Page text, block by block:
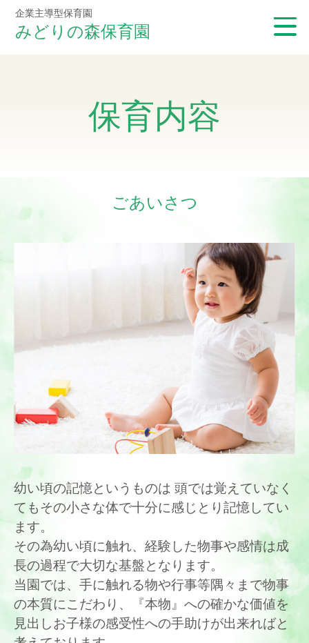
企業主導型保育園
みどりの森保育園
保育内容
ごあいさつ
幼い頃の記憶というものは 頭では覚えていなく
てもその小さな体で十分に感じとり記憶してい
ます。
その為幼い頃に触れ、経験した物事や感情は成
長の過程で大切な基盤となります。
当園では、手に触れる物や行事等隅々まで物事
の本質にこだわり、『本物』への確かな価値を
見出しお子様の感受性への手助けが出来ればと